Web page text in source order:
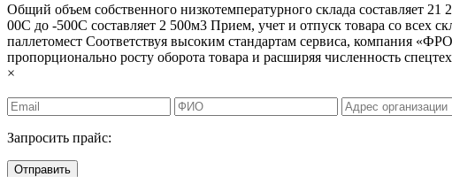
Общий объем собственного низкотемпературного склада составляет
00С до -500С составляет 2 500м3 Прием, учет и отпуск товара со всех
паллетомест Соответствуя высоким стандартам сервиса, компания
пропорционально росту оборота товара и расширяя численность
×
Запросить прайс:
Отправить